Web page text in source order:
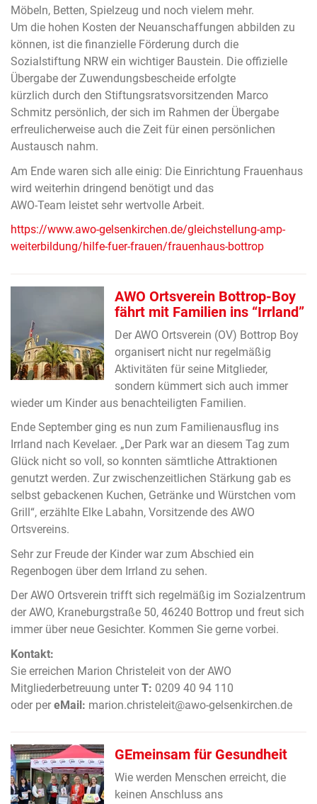
Möbeln, Betten, Spielzeug und noch vielem mehr.
Um die hohen Kosten der Neuanschaffungen abbilden zu
können, ist die finanzielle Förderung durch die
Sozialstiftung NRW ein wichtiger Baustein. Die offizielle
Übergabe der Zuwendungsbescheide erfolgte
kürzlich durch den Stiftungsratsvorsitzenden Marco
Schmitz persönlich, der sich im Rahmen der Übergabe
erfreulicherweise auch die Zeit für einen persönlichen
Austausch nahm.
Am Ende waren sich alle einig: Die Einrichtung Frauenhaus
wird weiterhin dringend benötigt und das
AWO-Team leistet sehr wertvolle Arbeit.
https://www.awo-gelsenkirchen.de/gleichstellung-amp-
weiterbildung/hilfe-fuer-frauen/frauenhaus-bottrop
AWO Ortsverein Bottrop-Boy
fährt mit Familien ins “Irrland”
Der AWO Ortsverein (OV) Bottrop Boy
organisert nicht nur regelmäßig
Aktivitäten für seine Mitglieder,
sondern kümmert sich auch immer
wieder um Kinder aus benachteiligten Familien.
Ende September ging es nun zum Familienausflug ins
Irrland nach Kevelaer. „Der Park war an diesem Tag zum
Glück nicht so voll, so konnten sämtliche Attraktionen
genutzt werden. Zur zwischenzeitlichen Stärkung gab es
selbst gebackenen Kuchen, Getränke und Würstchen vom
Grill“, erzählte Elke Labahn, Vorsitzende des AWO
Ortsvereins.
Sehr zur Freude der Kinder war zum Abschied ein
Regenbogen über dem Irrland zu sehen.
Der AWO Ortsverein trifft sich regelmäßig im Sozialzentrum
der AWO, Kraneburgstraße 50, 46240 Bottrop und freut sich
immer über neue Gesichter. Kommen Sie gerne vorbei.
Kontakt:
Sie erreichen Marion Christeleit von der AWO
Mitgliederbetreuung unter T: 0209 40 94 110
oder per eMail: marion.christeleit@awo-gelsenkirchen.de
GEmeinsam für Gesundheit
Wie werden Menschen erreicht, die
keinen Anschluss ans